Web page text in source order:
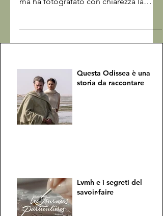
non è stata un’edizione rivoluzionaria,
direzione dell’orologeria
contemporanea. In un mercato più
sembrano aver scelto un equilibrio
preciso: meno eccessi, più portabilità,
maggiore attenzione ai materiali e un
ritorno deciso a codici estetici
rassicuranti...